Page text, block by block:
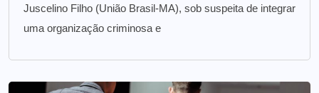
Juscelino Filho (União Brasil-MA), sob suspeita de integrar
uma organização criminosa e